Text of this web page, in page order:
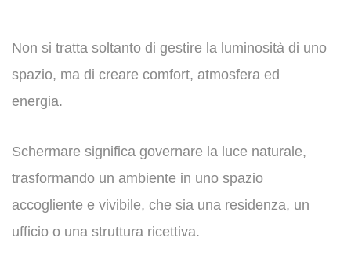
Non si tratta soltanto di gestire la luminosità di uno
spazio, ma di creare comfort, atmosfera ed
energia.
Schermare significa governare la luce naturale,
trasformando un ambiente in uno spazio
accogliente e vivibile, che sia una residenza, un
ufficio o una struttura ricettiva.